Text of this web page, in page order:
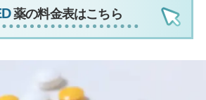
薬の料金表はこちら